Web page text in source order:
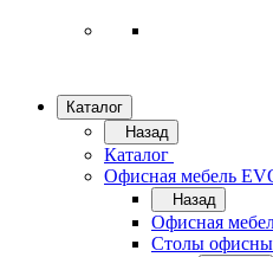
Каталог
Назад
Каталог
Офисная мебель
Назад
Офисная
Cтолы